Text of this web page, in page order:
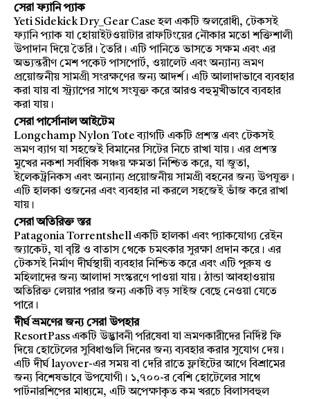
সেরা ফ্যানি প্যাক
Yeti Sidekick Dry_Gear Case হল একটি জলরোধী, টেকসই
ফ্যানি প্যাক যা হোয়াইটওয়াটার রাফটিংয়ের নৌকার মতো শক্তিশালী
উপাদান দিয়ে তৈরি। তৈরি। এটি পানিতে ভাসতে সক্ষম এবং এর
অভ্যন্তরীণ মেশ পকেট পাসপোর্ট, ওয়ালেট এবং অন্যান্য ভ্রমণ
প্রয়োজনীয় সামগ্রী সংরক্ষণের জন্য আদর্শ। এটি আলাদাভাবে ব্যবহার
করা যায় বা স্ট্র্যাপের সাথে সংযুক্ত করে আরও বহুমুখীভাবে ব্যবহার
করা যায়।
সেরা পার্সোনাল আইটেম
Longchamp Nylon Tote ব্যাগটি একটি প্রশস্ত এবং টেকসই
ভ্রমণ ব্যাগ যা সহজেই বিমানের সিটের নিচে রাখা যায়। এর প্রশস্ত
মুখের নকশা সর্বাধিক সঞ্চয় ক্ষমতা নিশ্চিত করে, যা জুতা,
ইলেকট্রনিকস এবং অন্যান্য প্রয়োজনীয় সামগ্রী বহনের জন্য উপযুক্ত।
এটি হালকা ওজনের এবং ব্যবহার না করলে সহজেই ভাঁজ করে রাখা
যায়।
সেরা অতিরিক্ত স্তর
Patagonia Torrentshell একটি হালকা এবং প্যাকযোগ্য রেইন
জ্যাকেট, যা বৃষ্টি ও বাতাস থেকে চমৎকার সুরক্ষা প্রদান করে। এর
টেকসই নির্মাণ দীর্ঘস্থায়ী ব্যবহার নিশ্চিত করে এবং এটি পুরুষ ও
মহিলাদের জন্য আলাদা সংস্করণে পাওয়া যায়। ঠান্ডা আবহাওয়ায়
অতিরিক্ত লেয়ার পরার জন্য একটি বড় সাইজ বেছে নেওয়া যেতে
পারে।
দীর্ঘ ভ্রমণের জন্য সেরা উপহার
ResortPass একটি উদ্ভাবনী পরিষেবা যা ভ্রমণকারীদের নির্দিষ্ট ফি
দিয়ে হোটেলের সুবিধাগুলি দিনের জন্য ব্যবহার করার সুযোগ দেয়।
এটি দীর্ঘ layover-এর সময় বা দেরি রাতে ফ্লাইটের আগে বিশ্রামের
জন্য বিশেষভাবে উপযোগী। ১,৭০০-র বেশি হোটেলের সাথে
পার্টনারশিপের মাধ্যমে, এটি অপেক্ষাকৃত কম খরচে বিলাসবহুল